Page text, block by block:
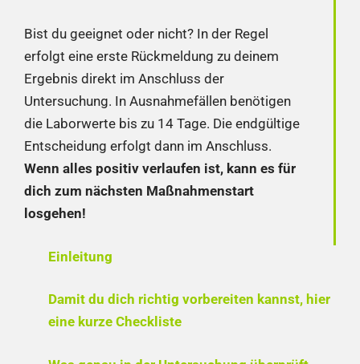
Bist du geeignet oder nicht? In der Regel
erfolgt eine erste Rückmeldung zu deinem
Ergebnis direkt im Anschluss der
Untersuchung. In Ausnahmefällen benötigen
die Laborwerte bis zu 14 Tage. Die endgültige
Entscheidung erfolgt dann im Anschluss.
Wenn alles positiv verlaufen ist, kann es für
dich zum nächsten Maßnahmenstart
losgehen!
Einleitung
Damit du dich richtig vorbereiten kannst, hier
eine kurze Checkliste